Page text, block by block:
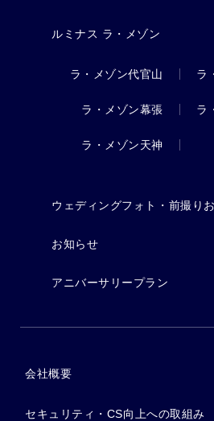
ルミナス ラ・メゾン
ラ・メゾン代官山 ラ
ラ・メゾン幕張 ラ
ラ・メゾン天神
ウェディングフォト・前撮り
お知らせ
アニバーサリープラン
会社概要
セキュリティ・CS向上への取組み